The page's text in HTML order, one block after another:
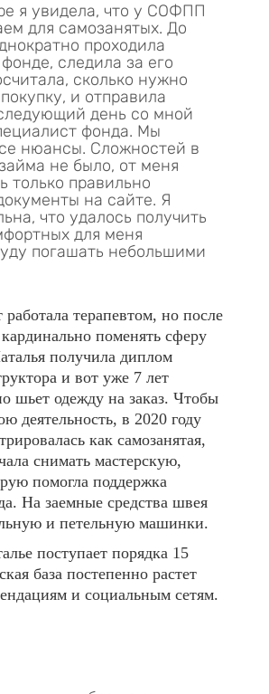
я увидела, что у СОФПП
для самозанятых. До
проходила
следила за его
сколько нужно
и отправила
день со мной
фонда. Мы
нюансы. Сложностей в
не было, от меня
только правильно
на сайте. Я
что удалось получить
для меня
погашать небольшими
терапевтом, но после
поменять сферу
получила диплом
и вот уже 7 лет
шьет одежду на заказ. Чтобы
деятельность, в 2020 году
как самозанятая,
снимать мастерскую,
помогла поддержка
На заемные средства швея
и петельную машинки.
поступает порядка 15
база постепенно растет
и социальным сетям.